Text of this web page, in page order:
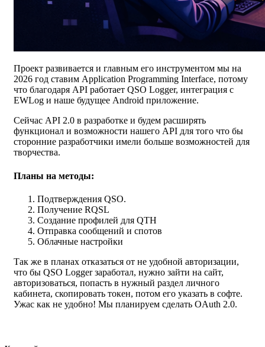
Проект развивается и главным его инструментом мы на
2026 год ставим Application Programming Interface, потому
что благодаря API работает QSO Logger, интеграция с
EWLog и наше будущее Android приложение.
Сейчас API 2.0 в разработке и будем расширять
функционал и возможности нашего API для того что бы
сторонние разработчики имели больше возможностей для
творчества.
Планы на методы:
Подтверждения QSO.
Получение RQSL
Создание профилей для QTH
Отправка сообщений и спотов
Облачные настройки
Так же в планах отказаться от не удобной авторизации,
что бы QSO Logger заработал, нужно зайти на сайт,
авторизоваться, попасть в нужный раздел личного
кабинета, скопировать токен, потом его указать в софте.
Ужас как не удобно! Мы планируем сделать OAuth 2.0.